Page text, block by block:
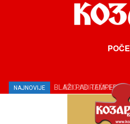
NAJNOVIJE BROJ BIRAČKIH